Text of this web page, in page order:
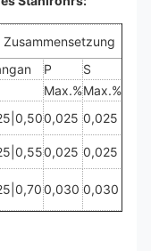
P S
Max.%Max.%
0,500,025 0,025
0,550,025 0,025
0,700,030 0,030